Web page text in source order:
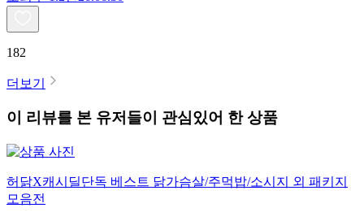
182
더보기
이 리뷰를 본 유저들이 관심있어 한 상품
허닭X캐시딜단독 베스트 닭가슴살/주먹밥/소시지 외 패키지
모음전